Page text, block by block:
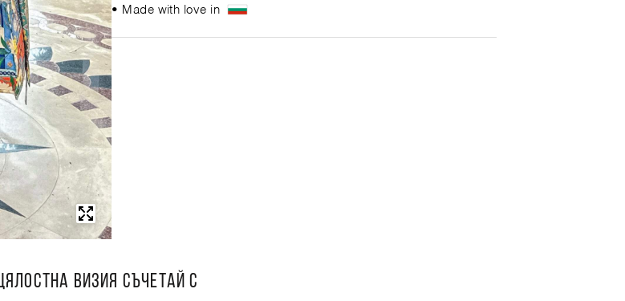
• Made with love in
ВИЗИЯ СЪЧЕТАЙ С